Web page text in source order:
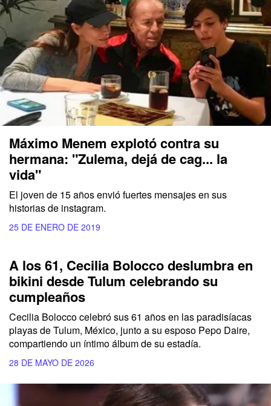
Máximo Menem explotó contra su
hermana: "Zulema, dejá de cag... la
vida"
El joven de 15 años envió fuertes mensajes en sus
historias de instagram.
25 DE ENERO DE 2019
A los 61, Cecilia Bolocco deslumbra en
bikini desde Tulum celebrando su
cumpleaños
Cecilia Bolocco celebró sus 61 años en las paradisíacas
playas de Tulum, México, junto a su esposo Pepo Daire,
compartiendo un íntimo álbum de su estadía.
28 DE MAYO DE 2026